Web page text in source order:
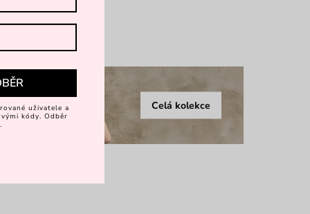
Celá kolekce
uživatele a
kódy. Odběr